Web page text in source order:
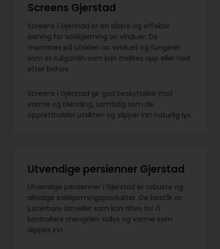
Screens Gjerstad
Screens i Gjerstad er en diskré og effektiv
løsning for solskjerming av vinduer. De
monteres på utsiden av vinduet og fungerer
som et rullgardin som kan trekkes opp eller ned
etter behov.
Screens i Gjerstad gir god beskyttelse mot
varme og blending, samtidig som de
opprettholder utsikten og slipper inn naturlig lys.
Utvendige persienner Gjerstad
Utvendige persienner i Gjerstad er robuste og
allsidige solskjermings­produkter. De består av
justerbare lameller som kan tiltes for å
kontrollere mengden sollys og varme som
slippes inn.